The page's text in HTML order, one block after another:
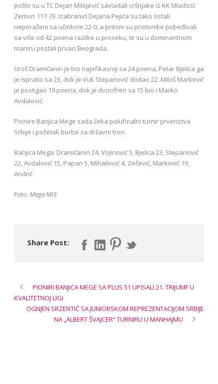
pošto su u TC Dejan Milojević savladali vršnjake iz KK Mladost
Zemun 117-73. Izabranici Dejana Pejića su tako ostali
neporaženi sa učinkom 22-0, a pritom su protivnike pobeđivali
sa više od 42 poena razlike u proseku, te su u dominantnom
maniru postali prvaci Beograda.
Uroš Dramićanin je bio najefikasniji sa 24 poena, Petar Bjelica ga
je ispratio sa 23, dok je Vuk Stepanović dodao 22. Miloš Marković
je postigao 19 poena, dok je dvocifren sa 15 bio i Marko
Avdalović.
Pionire Banjica Mege sada čeka polufinalni turnir prvenstva
Srbije i početak borbe za državni tron.
Banjica Mega: Dramićanin 24, Vojinović 5, Bjelica 23, Stepanović
22, Avdalović 15, Papan 5, Mihailović 4, Zečević, Marković 19,
Andrić
Foto: Mega MIS
Share Post:
PIONIRI BANJICA MEGE SA PLUS 51 UPISALI 21. TRIJUMF U
KVALITETNOJ LIGI
OGNJEN SRZENTIĆ SA JUNIORSKOM REPREZENTACIJOM SRBIJE
NA „ALBERT ŠVAJCER“ TURNIRU U MANHAJMU